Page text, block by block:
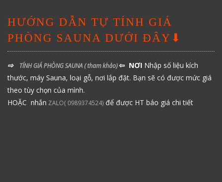
HƯỚNG DẪN TỰ TÍNH GIÁ
PHÒNG SAUNA DƯỚI ĐÂY⬇
⇨ TÍNH GIÁ PHÒNG SAUNA( tham khảo)⇦ NƠI Nhập số liệu kích
thước, máy Sauna, loại gỗ, nơi lắp đặt. Bạn sẽ có được mức giá
theo tùy chọn của mình.
HOẶC nhắn ZALO( 0989374524) để được HT báo giá chi tiết